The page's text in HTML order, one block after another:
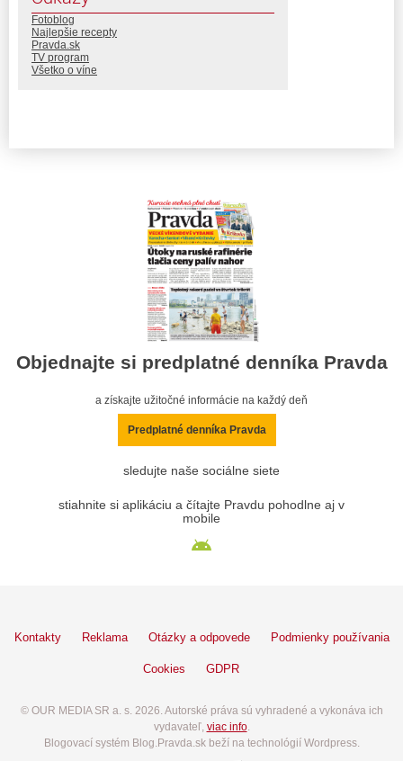
Fotoblog
Najlepšie recepty
Pravda.sk
TV program
Všetko o víne
Objednajte si predplatné denníka Pravda
a získajte užitočné informácie na každý deň
Predplatné denníka Pravda
sledujte naše sociálne siete
stiahnite si aplikáciu a čítajte Pravdu pohodlne aj v
mobile
Kontakty Reklama Otázky a odpovede Podmienky používania
Cookies GDPR
© OUR MEDIA SR a. s. 2026. Autorské práva sú vyhradené a vykonáva ich
vydavateľ, viac info.
Blogovací systém Blog.Pravda.sk beží na technológií Wordpress.